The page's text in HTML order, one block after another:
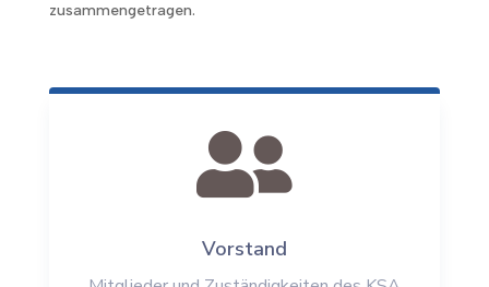
zusammengetragen.

Vorstand